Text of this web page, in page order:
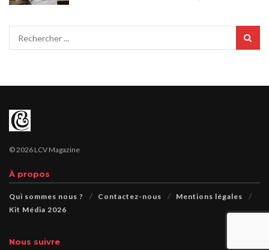
© 2026 LCV Magazine
À propos
Qui sommes nous ? Contactez-nous
Mentions légales
Kit Média 2026
Nous suivre